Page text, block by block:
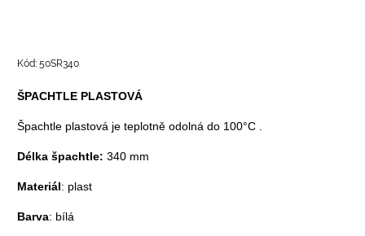
Kód: 50SR340
ŠPACHTLE PLASTOVÁ
Špachtle plastová je teplotně odolná do 100°C .
Délka špachtle: 340 mm
Materiál: plast
Barva: bílá